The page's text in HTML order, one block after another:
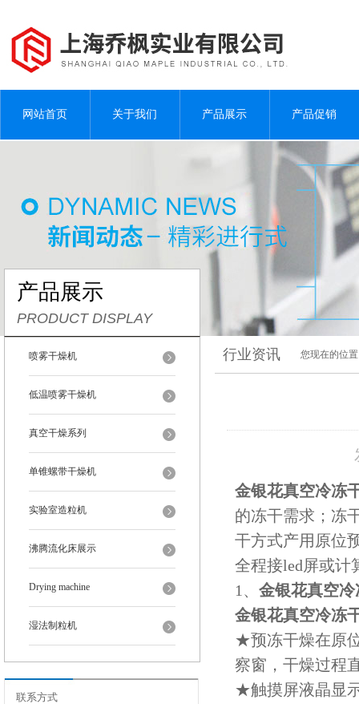
网站首页 关于我们 产品展示 产品促销
产品展示
PRODUCT DISPLAY
喷雾干燥机
低温喷雾干燥机
真空干燥系列
单锥螺带干燥机
实验室造粒机
沸腾流化床展示
Drying machine
湿法制粒机
联系方式
行业资讯 您现在的位
金银花真空冷冻
的冻干需求；冻
干方式产用原位
全程接led屏或计
1、 金银花真空
金银花真空冷冻
★预冻干燥在原
察窗，干燥过程
★触摸屏液晶显